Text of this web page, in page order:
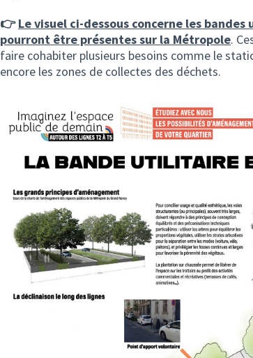
👉Le visuel ci-dessous concerne les
pourront être présentes sur la Métropole.
faire cohabiter plusieurs besoins comme le
encore les zones de collectes des déchets.